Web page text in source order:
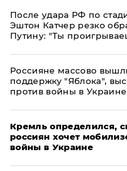
После удара РФ по
Эштон Катчер резко
Путину: "Ты
Россияне массово
поддержку "Яблока",
против войны в Украине
Кремль определился,
россиян хочет
войны в Украине